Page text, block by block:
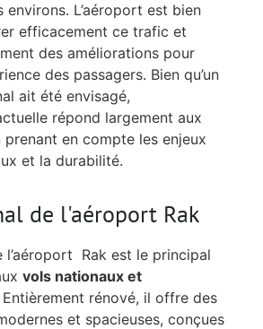
L’aéroport est bien
efficacement ce trafic et
des améliorations pour
des passagers. Bien qu’un
ait été envisagé,
répond largement aux
en compte les enjeux
et la durabilité.
de l'aéroport Rak
l’aéroport Rak est le principal
vols nationaux et
Entièrement rénové, il offre des
et spacieuses, conçues